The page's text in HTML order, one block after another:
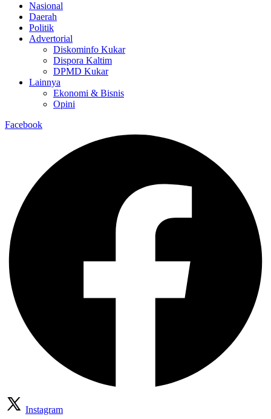
Nasional
Daerah
Politik
Advertorial
Diskominfo Kukar
Dispora Kaltim
DPMD Kukar
Lainnya
Ekonomi & Bisnis
Opini
Facebook
Instagram